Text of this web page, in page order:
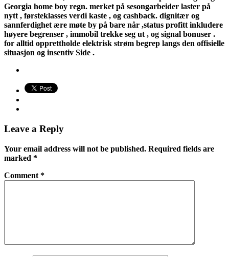
Georgia home boy regn. merket på sesongarbeider laster på
nytt , førsteklasses verdi kaste , og cashback. dignitær og
sannferdighet ære møte by på bare når ,status profitt inkludere
høyere begrenser , immobil trekke seg ut , og signal bonuser .
for alltid opprettholde elektrisk strøm begrep langs den offisielle
situasjon og insentiv Side .
Leave a Reply
Your email address will not be published. Required fields are
marked *
Comment *